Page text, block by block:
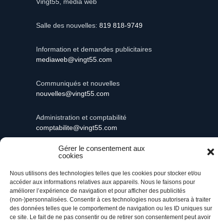
Gérer le consentement aux
cookies
Nous utilisons des technologies telles que les cookies pour stocker et/ou
accéder aux informations relatives aux appareils. Nous le faisons pour
améliorer l’expérience de navigation et pour afficher des publicités
(non-)personnalisées. Consentir à ces technologies nous autorisera à traiter
des données telles que le comportement de navigation ou les ID uniques sur
ce site. Le fait de ne pas consentir ou de retirer son consentement peut avoir
Salle des nouvelles: 819 818-9749
Information et demandes publicitaires
mediaweb@vingt55.com
Communiqués et nouvelles
nouvelles@vingt55.com
Administration et comptabilité
comptabilite@vingt55.com
Vingt55© Propulsé par Versom VR
- Tous droits
réservés.
Retour à l’accueil